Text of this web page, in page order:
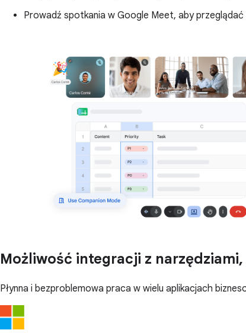
Prowadź spotkania w Google Meet, aby
Możliwość integracji z
Płynna i bezproblemowa praca w wielu aplikacjach